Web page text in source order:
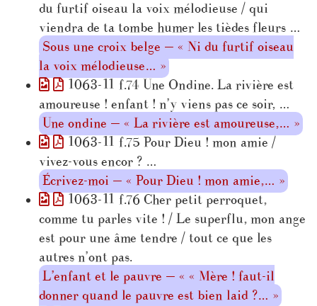
du furtif oiseau la voix mélodieuse / qui
viendra de ta tombe humer les tièdes fleurs …
Sous une croix belge — « Ni du furtif oiseau
la voix mélodieuse… »
1063-11 f.74 Une Ondine. La rivière est
amoureuse ! enfant ! n’y viens pas ce soir, …
Une ondine — « La rivière est amoureuse,… »
1063-11 f.75 Pour Dieu ! mon amie /
vivez-vous encor ? …
Écrivez-moi — « Pour Dieu ! mon amie,… »
1063-11 f.76 Cher petit perroquet,
comme tu parles vite ! / Le superflu, mon ange
est pour une âme tendre / tout ce que les
autres n’ont pas.
L’enfant et le pauvre — « « Mère ! faut-il
donner quand le pauvre est bien laid ?… »